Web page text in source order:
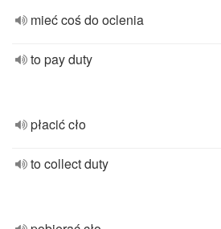
mieć coś do oclenia
to pay duty
płacić cło
to collect duty